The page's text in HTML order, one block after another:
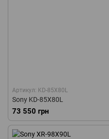
Артикул: KD-85X80L
Sony KD-85X80L
73 550 грн